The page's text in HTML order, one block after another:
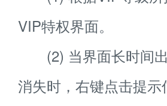
VIP特权界面。
(2) 当界面长时间出
消失时，右键点击提